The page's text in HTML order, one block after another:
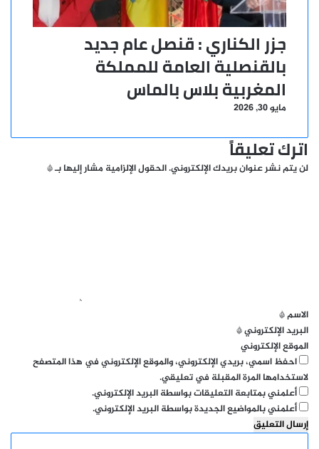
جزر الكناري : قنصل عام جديد
بالقنصلية العامة للمملكة
المغربية بلاس بالماس
مايو 30, 2026
اترك تعليقاً
لن يتم نشر عنوان بريدك الإلكتروني.الحقول الإلزامية مشار إليها بـ*
الاسم*
البريد الإلكتروني*
الموقع الإلكتروني
احفظ اسمي، بريدي الإلكتروني، والموقع الإلكتروني في هذا المتصفح
لاستخدامها المرة المقبلة في تعليقي.
أعلمني بمتابعة التعليقات بواسطة البريد الإلكتروني.
أعلمني بالمواضيع الجديدة بواسطة البريد الإلكتروني.